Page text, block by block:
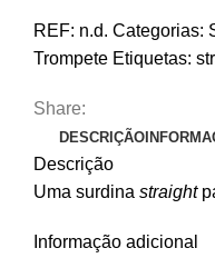
REF: n.d. Categorias:
Trompete Etiquetas:
Share:
DESCRIÇÃO
Descrição
Uma surdina straight
Informação adicional